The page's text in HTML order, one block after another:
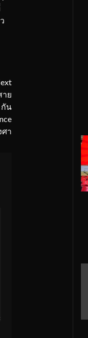
ย
กัน
า